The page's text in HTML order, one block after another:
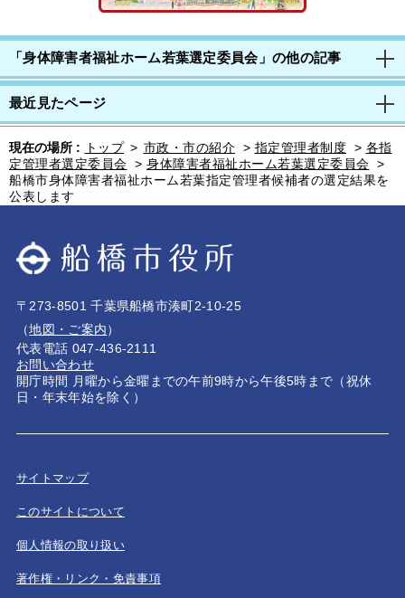
「身体障害者福祉ホーム若葉選定委員会」の他の記事
最近見たページ
現在の場所 : トップ > 市政・市の紹介 > 指定管理者制度 > 各指
定管理者選定委員会 > 身体障害者福祉ホーム若葉選定委員会 >
船橋市身体障害者福祉ホーム若葉指定管理者候補者の選定結果を
公表します
〒273-8501 千葉県船橋市湊町2-10-25
（地図・ご案内）
代表電話 047-436-2111
お問い合わせ
開庁時間 月曜から金曜までの午前9時から午後5時まで（祝休
日・年末年始を除く）
サイトマップ
このサイトについて
個人情報の取り扱い
著作権・リンク・免責事項